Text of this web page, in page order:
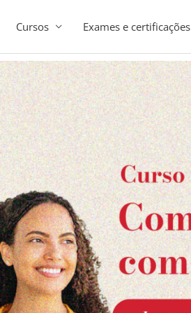
Cursos Exames e certificações